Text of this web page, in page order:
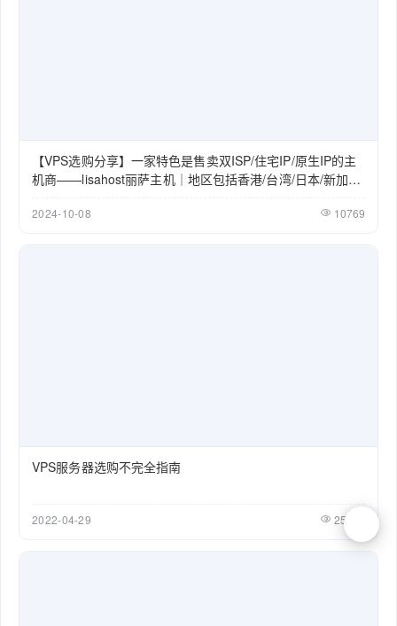
【VPS选购分享】一家特色是售卖双ISP/住宅IP/原生IP的主
机商——lisahost丽萨主机｜地区包括香港/台湾/日本/新加坡/
2024-10-08 10769
VPS服务器选购不完全指南
2022-04-29 25656